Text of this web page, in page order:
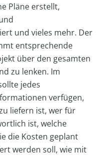
Pläne erstellt,
und vieles mehr. Der
entsprechende
über den gesamten
zu lenken. Im
jedes
verfügen,
liefern ist, wer für
ist, welche
die Kosten geplant
werden soll, wie mit